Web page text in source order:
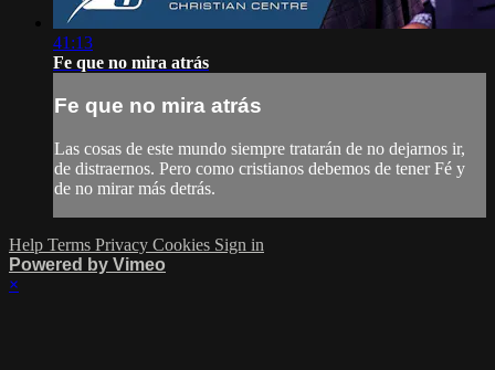
41:13
Fe que no mira atrás
Fe que no mira atrás
Las cosas de este mundo siempre tratarán de no dejarnos ir,
de distraernos. Pero como cristianos debemos de tener Fé y
de no mirar más detrás.
Help Terms Privacy Cookies Sign in
Powered by Vimeo
×